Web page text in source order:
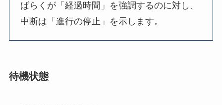
ばらくが「経過時間」を強調するのに対し、
中断は「進行の停止」を示します。
待機状態